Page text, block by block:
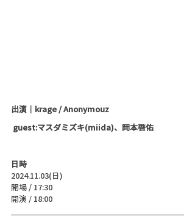
出演｜krage / Anonymouz
guest:マスダミズキ(miida)、岡本啓佑
日時
2024.11.03(日)
開場 / 17:30
開演 / 18:00